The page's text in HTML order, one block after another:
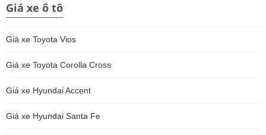
Giá xe ô tô
Giá xe Toyota Vios
Giá xe Toyota Corolla Cross
Giá xe Hyundai Accent
Giá xe Hyundai Santa Fe